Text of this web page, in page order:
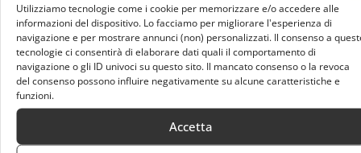
Utilizziamo tecnologie come i cookie per memorizzare e/o accedere alle
informazioni del dispositivo. Lo facciamo per migliorare l'esperienza di
navigazione e per mostrare annunci (non) personalizzati. Il consenso a
tecnologie ci consentirà di elaborare dati quali il comportamento di
navigazione o gli ID univoci su questo sito. Il mancato consenso o la revoca
del consenso possono influire negativamente su alcune caratteristiche e
funzioni.
Accetta
ATTUALITÀ
Il Milan pianifica il futuro: Maxim De
Cuyper nel mirino per la fascia sinistra
Alessandro Riva Mar 6, 2025 0